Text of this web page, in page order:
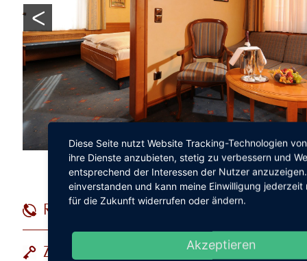
Reservierungshotline
Zimmer & Suiten
Diese Seite nutzt Website Tracking-Technologien
ihre Dienste anzubieten, stetig zu verbessern und
entsprechend der Interessen der Nutzer
einverstanden und kann meine Einwilligung jederzeit
für die Zukunft widerrufen oder ändern.
Akzeptieren